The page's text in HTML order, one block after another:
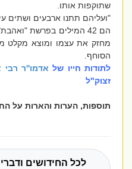
שתוקפות אותו.
"ועליהם תתנו ארבעים ושתים
הם 42 המילים בפרשת
מחזק את עצמו ומוצא מקלט
הסוחף.
לתודות חייו שלאדמו''ר רבי
זצוק"ל
תוספות, הערות והארות על
לכל החידושים ודברי